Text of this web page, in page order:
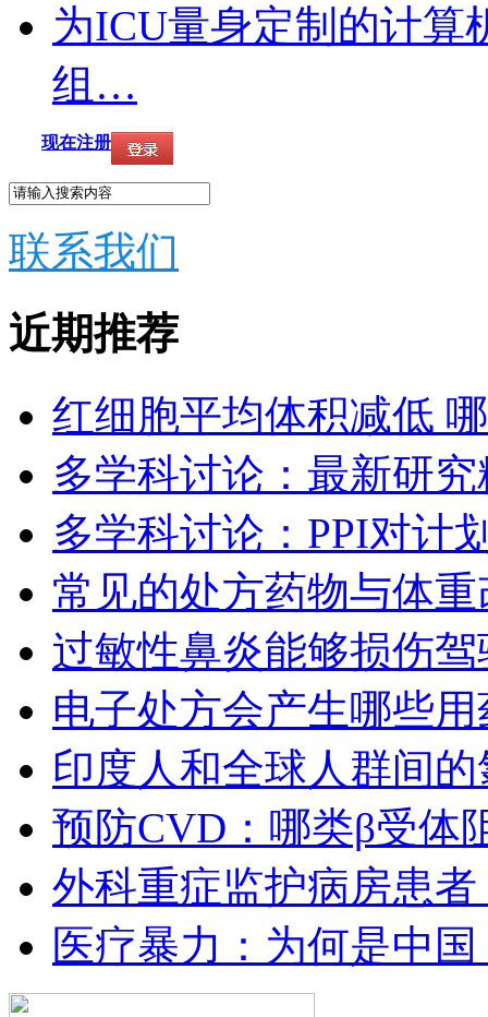
为ICU量身定制的计算
组…
现在注册
联系我们
近期推荐
红细胞平均体积减低
多学科讨论：最新研
多学科讨论：PPI对计
常见的处方药物与体
过敏性鼻炎能够损伤
电子处方会产生哪些
印度人和全球人群间
预防CVD：哪类β受体
外科重症监护病房患
医疗暴力：为何是中